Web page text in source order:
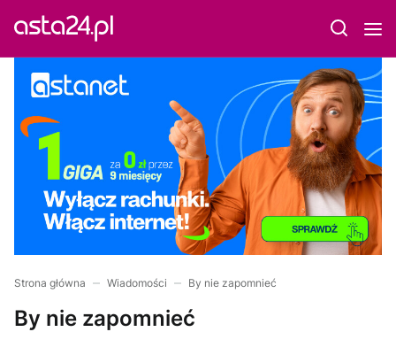
Strona główna Wiadomości By nie zapomnieć
By nie zapomnieć